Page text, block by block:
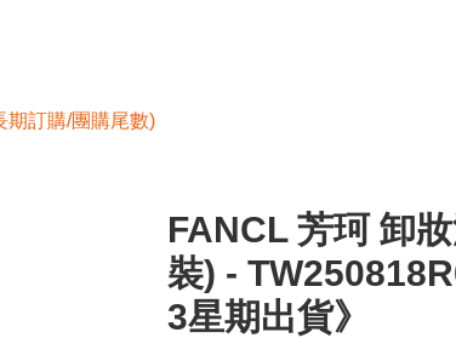
期訂購/團購尾數)
FANCL 芳珂 卸
裝) -
3星期出貨》